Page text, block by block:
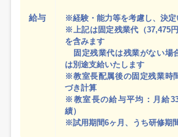
給与
※経験・能力等を考慮し、決定
※上記は固定残業代（37,475円
を含みます
固定残業代は残業がない場
は別途支給いたします
※教室長配属後の固定残業時
づき計算
※教室長の給与平均：月給
績）
※試用期間6ヶ月、うち研修期